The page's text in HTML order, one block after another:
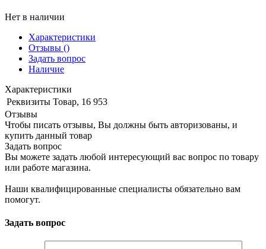
Нет в наличии
Характеристики
Отзывы ()
Задать вопрос
Наличие
Характеристики
Реквизиты Товар, 16 953
Отзывы
Чтобы писать отзывы, Вы должны быть авторизованы, и
купить данный товар
Задать вопрос
Вы можете задать любой интересующий вас вопрос по товару
или работе магазина.
Наши квалифицированные специалисты обязательно вам
помогут.
Задать вопрос